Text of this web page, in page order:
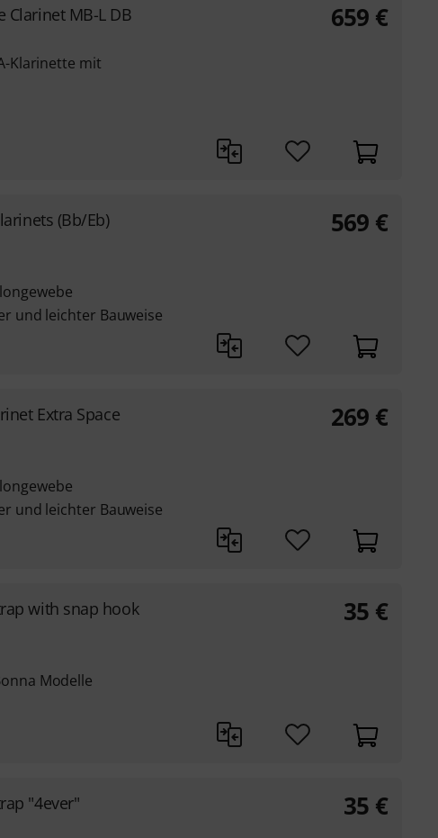
Clarinet MB-L DB
Klarinette mit
659 €
(Bb/Eb)
und leichter Bauweise
569 €
Extra Space
und leichter Bauweise
269 €
with snap hook
Modelle
35 €
"4ever" 35 €